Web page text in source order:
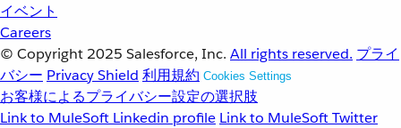
イベント
Careers
© Copyright 2025 Salesforce, Inc. All rights reserved. プライ
バシー Privacy Shield 利用規約 Cookies Settings
お客様によるプライバシー設定の選択肢
Link to MuleSoft Linkedin profile Link to MuleSoft Twitter